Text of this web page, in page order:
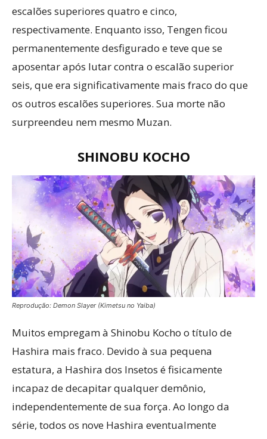
escalões superiores quatro e cinco,
respectivamente. Enquanto isso, Tengen ficou
permanentemente desfigurado e teve que se
aposentar após lutar contra o escalão superior
seis, que era significativamente mais fraco do que
os outros escalões superiores. Sua morte não
surpreendeu nem mesmo Muzan.
SHINOBU KOCHO
Reprodução: Demon Slayer (Kimetsu no Yaiba)
Muitos empregam à Shinobu Kocho o título de
Hashira mais fraco. Devido à sua pequena
estatura, a Hashira dos Insetos é fisicamente
incapaz de decapitar qualquer demônio,
independentemente de sua força. Ao longo da
série, todos os nove Hashira eventualmente